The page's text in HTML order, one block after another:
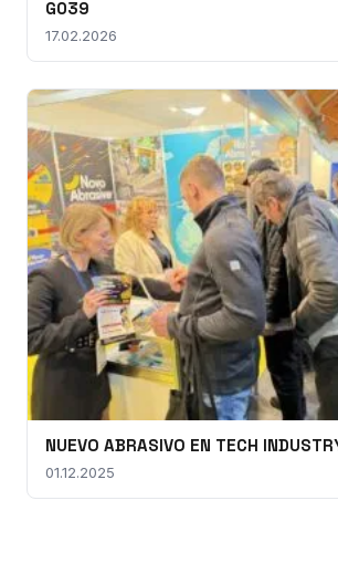
G039
17.02.2026
NUEVO ABRASIVO EN TECH
01.12.2025